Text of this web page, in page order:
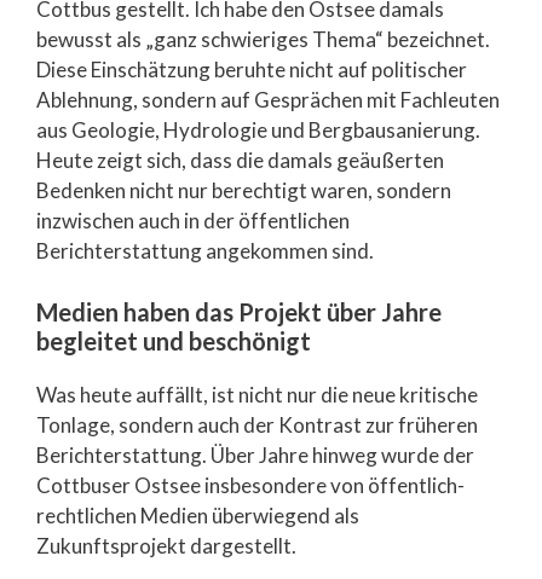
Cottbus gestellt. Ich habe den Ostsee damals
bewusst als „ganz schwieriges Thema“ bezeichnet.
Diese Einschätzung beruhte nicht auf politischer
Ablehnung, sondern auf Gesprächen mit Fachleuten
aus Geologie, Hydrologie und Bergbausanierung.
Heute zeigt sich, dass die damals geäußerten
Bedenken nicht nur berechtigt waren, sondern
inzwischen auch in der öffentlichen
Berichterstattung angekommen sind.
Medien haben das Projekt über Jahre
begleitet und beschönigt
Was heute auffällt, ist nicht nur die neue kritische
Tonlage, sondern auch der Kontrast zur früheren
Berichterstattung. Über Jahre hinweg wurde der
Cottbuser Ostsee insbesondere von öffentlich-
rechtlichen Medien überwiegend als
Zukunftsprojekt dargestellt.